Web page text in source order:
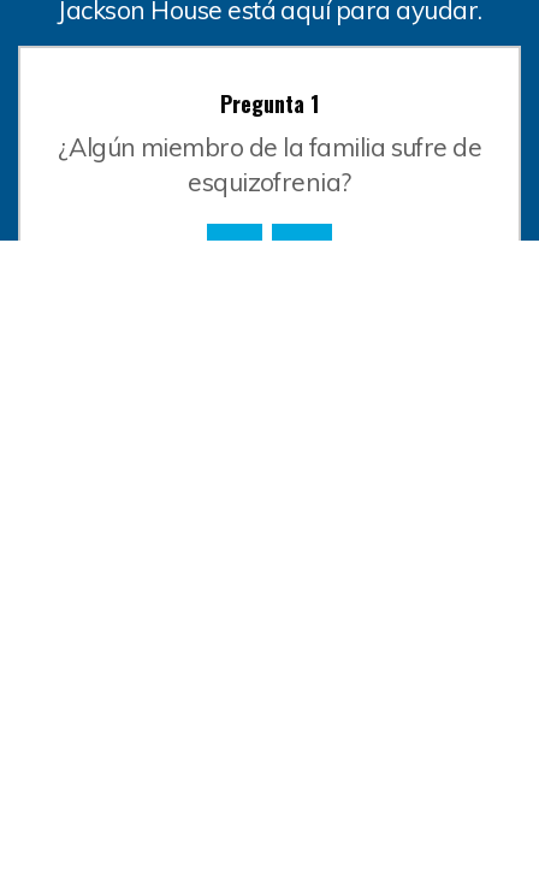
Jackson House está aquí para ayudar.
Pregunta 1
¿Algún miembro de la familia sufre de
esquizofrenia?
Sí No